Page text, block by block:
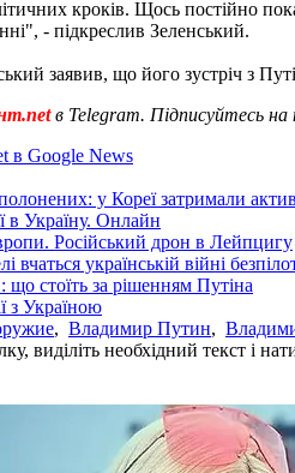
кроків. Щось постійно
- підкреслив Зеленський.
заявив, що його зустріч з
в Telegram. Підписуйтесь
в Google News
у Кореї затримали
в Україну. Онлайн
Російський дрон в Лейпцигу
вчаться українській війні
що стоїть за рішенням Путіна
з Україною
, Владимир Путин,
виділіть необхідний текст і